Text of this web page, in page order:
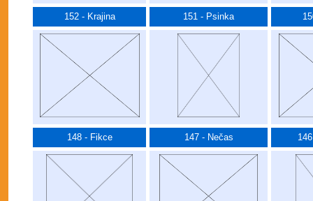
152 - Krajina 151 - Psinka
148 - Fikce 147 - Nečas